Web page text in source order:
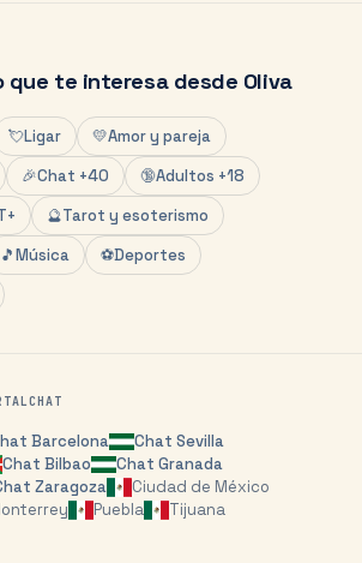
que te interesa desde Oliva
💘Ligar 💛Amor y pareja
🎉Chat +40 🔞Adultos +18
🔮Tarot y esoterismo
🎵Música ⚽Deportes
Barcelona Chat Sevilla
Chat Bilbao Chat Granada
Zaragoza
Ciudad de México
Puebla
Tijuana